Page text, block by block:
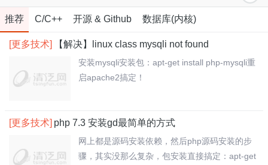
推荐 C/C++ 开源 & Github 数据库(内核)
[更多技术] 【解决】linux class mysqli not found
安装mysqli安装包：apt-get install php-mysqli重
启apache2搞定！
[更多技术] php 7.3 安装gd最简单的方式
网上都是源码安装依赖，然后php源码安装的步
骤，其实没那么复杂，包安装直接搞定：apt-get